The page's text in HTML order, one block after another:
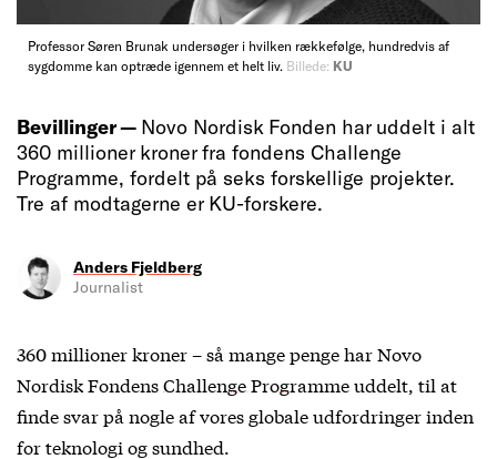
Professor Søren Brunak undersøger i hvilken rækkefølge, hundredvis af
sygdomme kan optræde igennem et helt liv. Billede: KU
Bevillinger — Novo Nordisk Fonden har uddelt i alt
360 millioner kroner fra fondens Challenge
Programme, fordelt på seks forskellige projekter.
Tre af modtagerne er KU-forskere.
Anders Fjeldberg
Journalist
360 millioner kroner – så mange penge har Novo
Nordisk FondensChallenge Programmeuddelt, til at
finde svar på nogle af vores globale udfordringer inden
for teknologi og sundhed.